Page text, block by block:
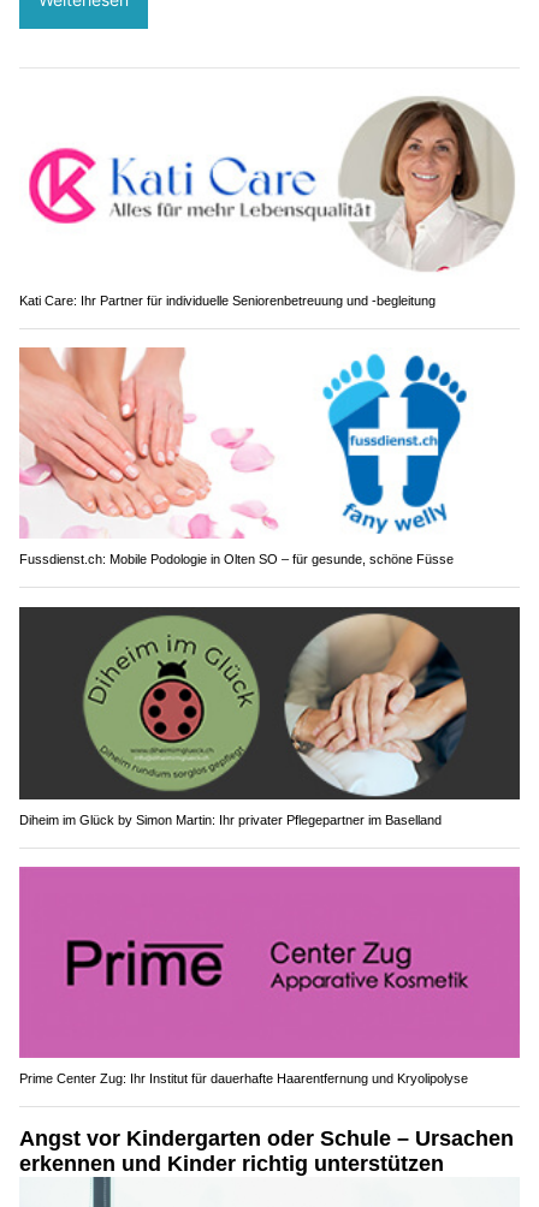
Kati Care: Ihr Partner für individuelle Seniorenbetreuung und -begleitung
Fussdienst.ch: Mobile Podologie in Olten SO – für gesunde, schöne Füsse
Diheim im Glück by Simon Martin: Ihr privater Pflegepartner im Baselland
Prime Center Zug: Ihr Institut für dauerhafte Haarentfernung und Kryolipolyse
Angst vor Kindergarten oder Schule – Ursachen
erkennen und Kinder richtig unterstützen